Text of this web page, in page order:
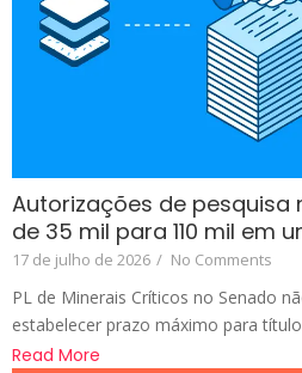
Autorizações de pesquisa
de 35 mil para 110 mil em
17 de julho de 2026 / No Comments
PL de Minerais Críticos no Senado
estabelecer prazo máximo para
Read More